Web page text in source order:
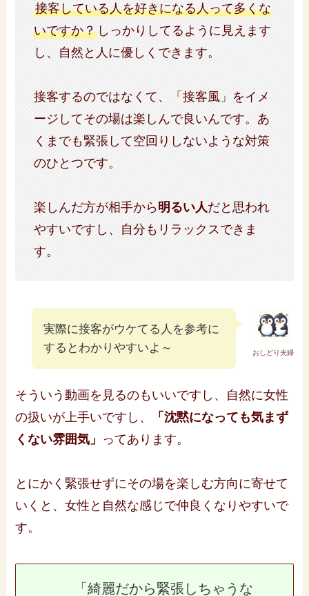
接客している人を好きになる人って多くな
いですか？ しっかりしてるように見えます
し、自然と人に優しくできます。
接客するのではなくて、「接客風」をイメ
ージしてその場は楽しんで良いんです。あ
くまでも緊張して空回りしないような対策
のひとつです。
楽しんだ方が相手から明るい人だと思われ
やすいですし、自分もリラックスできま
す。
おしどり夫婦
実際に接客がウケてる人を参考に
するとわかりやすいよ～
そういう動画を見るのもいいですし、自然に女性
の扱いが上手いですし、
「沈黙になっても気まず
くない雰囲気」 ってあります。
とにかく緊張せずにその場を楽しむ方向に寄せて
いくと、女性と自然な感じで仲良くなりやすいで
す。
「綺麗だから緊張しちゃうな